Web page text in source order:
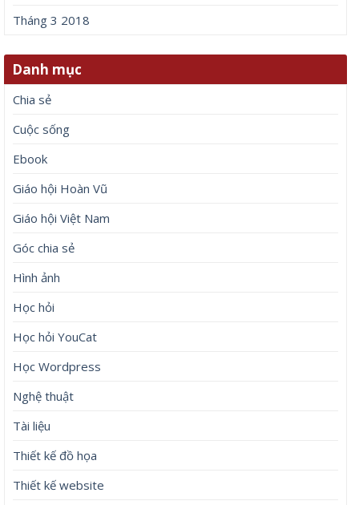
Tháng 3 2018
Danh mục
Chia sẻ
Cuộc sống
Ebook
Giáo hội Hoàn Vũ
Giáo hội Việt Nam
Góc chia sẻ
Hình ảnh
Học hỏi
Học hỏi YouCat
Học Wordpress
Nghệ thuật
Tài liệu
Thiết kế đồ họa
Thiết kế website